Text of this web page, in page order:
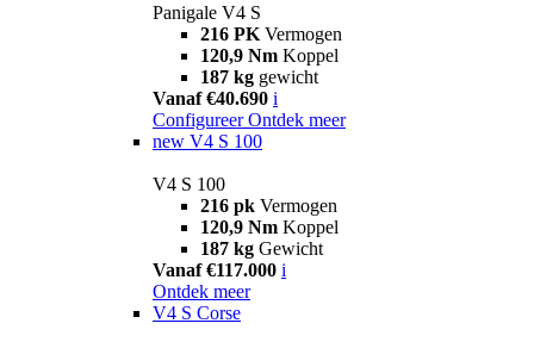
Panigale V4 S
216 PK Vermogen
120,9 Nm Koppel
187 kg gewicht
Vanaf €40.690 i
Configureer Ontdek meer
new V4 S 100
V4 S 100
216 pk Vermogen
120,9 Nm Koppel
187 kg Gewicht
Vanaf €117.000 i
Ontdek meer
V4 S Corse